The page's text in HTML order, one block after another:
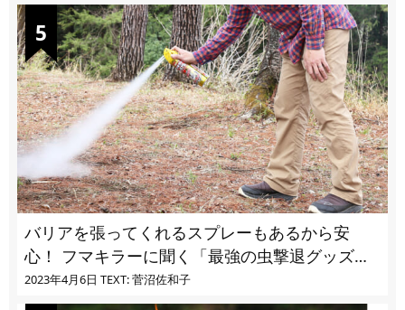
バリアを張ってくれるスプレーもあるから安
心！ フマキラーに聞く「最強の虫撃退グッズ
vol.4」【キャンプサイトで使う虫よけ】
2023年4月6日 TEXT: 菅沼佐和子